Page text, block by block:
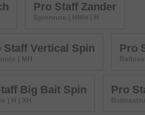
Pro Staff Zander
Spinnrute | HMH | H
Staff Vertical Spin
| MH
Pro
Big Bait Spin
| H | XH
Pro